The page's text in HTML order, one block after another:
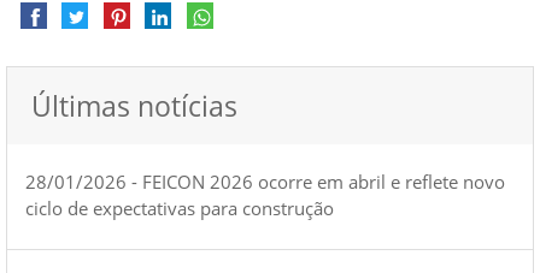
Últimas notícias
28/01/2026 - FEICON 2026 ocorre em abril e reflete novo
ciclo de expectativas para construção